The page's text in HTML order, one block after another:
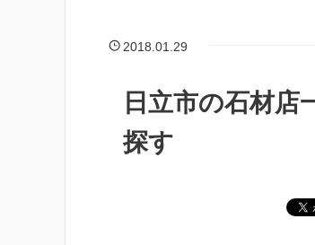
2018.01.29
日立市の石材店
探す